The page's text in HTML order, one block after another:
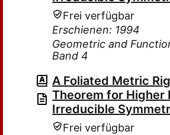
Frei verfügbar
Erschienen: 1994
Geometric and
Band 4
A Foliated Metric
Theorem for Higher
Irreducible
Frei verfügbar